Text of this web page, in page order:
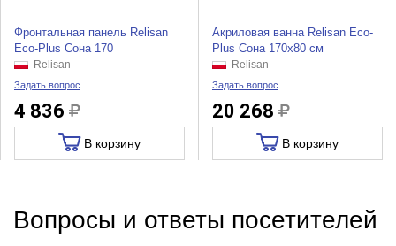
Фронтальная панель Relisan
Eco-Plus Сона 170
Relisan
Задать вопрос
4 836
В корзину
Акриловая ванна Relisan Eco-
Plus Сона 170х80 см
Relisan
Задать вопрос
20 268
В корзину
Вопросы и ответы посетителей